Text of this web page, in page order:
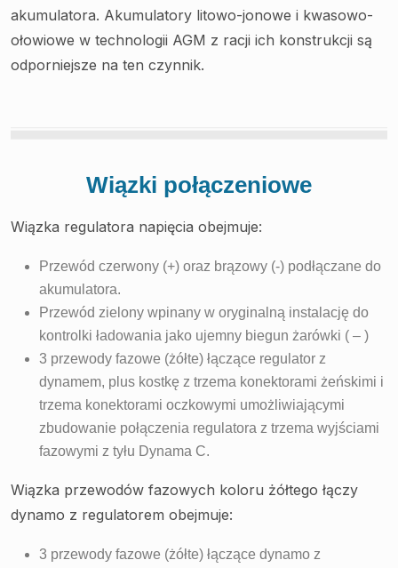
akumulatora. Akumulatory litowo-jonowe i kwasowo-
ołowiowe w technologii AGM z racji ich konstrukcji są
odporniejsze na ten czynnik.
Wiązki połączeniowe
Wiązka regulatora napięcia obejmuje:
Przewód czerwony (+) oraz brązowy (-) podłączane do
akumulatora.
Przewód zielony wpinany w oryginalną instalację do
kontrolki ładowania jako ujemny biegun żarówki ( – )
3 przewody fazowe (żółte) łączące regulator z
dynamem, plus kostkę z trzema konektorami żeńskimi i
trzema konektorami oczkowymi umożliwiającymi
zbudowanie połączenia regulatora z trzema wyjściami
fazowymi z tyłu Dynama C.
Wiązka przewodów fazowych koloru żółtego łączy
dynamo z regulatorem obejmuje:
3 przewody fazowe (żółte) łączące dynamo z